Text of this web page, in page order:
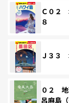
Ｃ０２
８
Ｊ３３
０２
呂麻島